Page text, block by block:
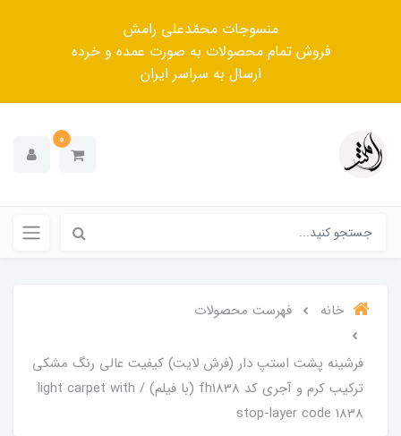
منسوجات محمّدعلی رامش
فروش تمام محصولات به صورت عمده و خرده
ارسال به سراسر ایران
0
خانه فهرست محصولات
فرشینه پشت استپ دار (فرش لایت) کیفیت عالی رنگ مشکی
ترکیب کرم و آجری کد fh1838 (با فیلم) / light carpet with
stop-layer code 1838